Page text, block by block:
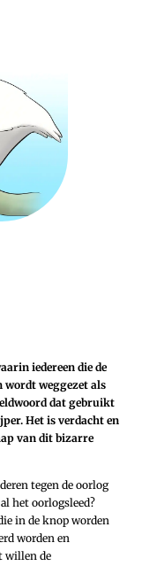
iedereen die de
wordt weggezet als
dat gebruikt
Het is verdacht en
van dit bizarre
tegen de oorlog
het oorlogsleed?
in de knop worden
worden en
willen de